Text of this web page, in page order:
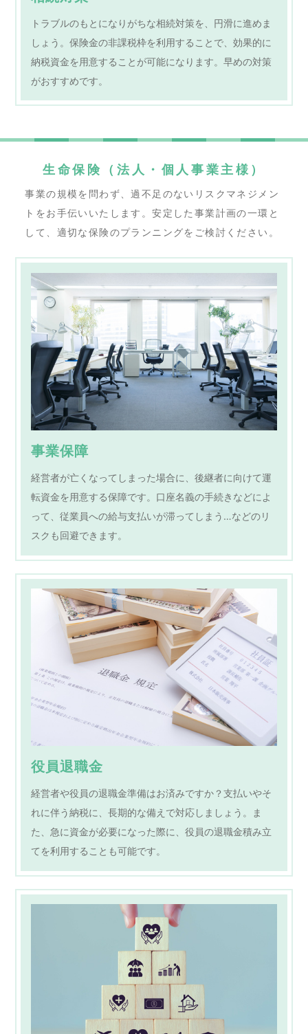
トラブルのもとになりがちな相続対策を、円滑に進めま
しょう。保険金の非課税枠を利用することで、効果的に
納税資金を用意することが可能になります。早めの対策
がおすすめです。
生命保険（法人・個人事業主様）
事業の規模を問わず、過不足のないリスクマネジメン
トをお手伝いいたします。安定した事業計画の一環と
して、適切な保険のプランニングをご検討ください。
事業保障
経営者が亡くなってしまった場合に、後継者に向けて運
転資金を用意する保障です。口座名義の手続きなどによ
って、従業員への給与支払いが滞ってしまう…などのリ
スクも回避できます。
役員退職金
経営者や役員の退職金準備はお済みですか？支払いやそ
れに伴う納税に、長期的な備えで対応しましょう。ま
た、急に資金が必要になった際に、役員の退職金積み立
てを利用することも可能です。